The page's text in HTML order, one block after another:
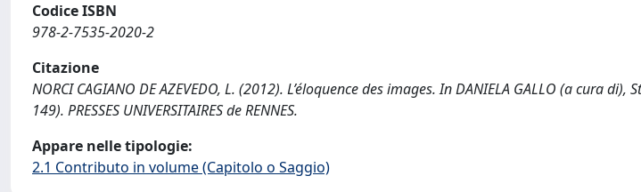
Codice ISBN
978-2-7535-2020-2
Citazione
NORCI CAGIANO DE AZEVEDO, L. (2012). L’éloquence des images. In DANIELA GALLO (a cura
149). PRESSES UNIVERSITAIRES de RENNES.
Appare nelle tipologie:
2.1 Contributo in volume (Capitolo o Saggio)